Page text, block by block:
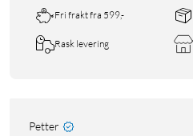
Fri frakt fra 599,-
Rask levering
Petter